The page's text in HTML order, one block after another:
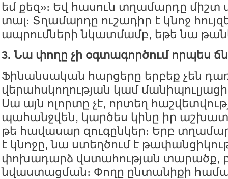
եմ քեզ»։ Եվ հասուն տղամարդը
տալ։ Տղամարդը ուշադիր է կնոջ
ապրումների նկատմամբ, եթե նա
3. Նա փողը չի օգտագործում որպես
Ֆինանսական հարցերը երբեք չեն
վերահսկողության կամ
Սա այն ոլորտը չէ, որտեղ
պահանջվեն, կարծես կինը իր
թե հավասար զուգընկեր։ Երբ
է կնոջը, նա ստեղծում է
փոխադարձ վստահության տարածք,
նվաստացման։ Փողը ընտանիքի համար